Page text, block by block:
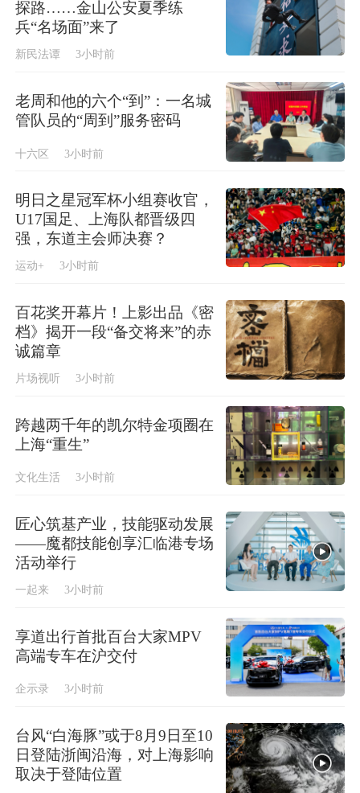
探路……金山公安夏季练
兵“名场面”来了
新民法谭 3小时前
老周和他的六个“到”：一名城
管队员的“周到”服务密码
十六区 3小时前
明日之星冠军杯小组赛收官，
U17国足、上海队都晋级四
强，东道主会师决赛？
运动+ 3小时前
百花奖开幕片！上影出品《密
档》揭开一段“备交将来”的赤
诚篇章
片场视听 3小时前
跨越两千年的凯尔特金项圈在
上海“重生”
文化生活 3小时前
匠心筑基产业，技能驱动发展
——魔都技能创享汇临港专场
活动举行
一起来 3小时前
享道出行首批百台大家MPV
高端专车在沪交付
企示录 3小时前
台风“白海豚”或于8月9日至10
日登陆浙闽沿海，对上海影响
取决于登陆位置